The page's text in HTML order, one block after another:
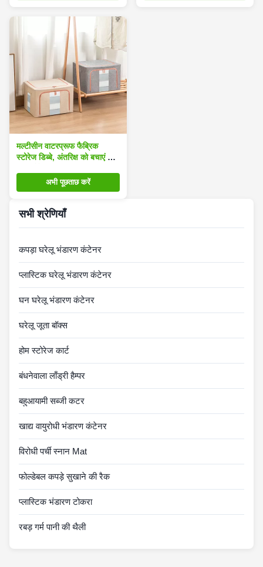
मल्टीसीन वाटरप्रूफ फैब्रिक
स्टोरेज डिब्बे, अंतरिक्ष को बचाएं 72
अभी पूछताछ करें
सभी श्रेणियाँ
कपड़ा घरेलू भंडारण कंटेनर
प्लास्टिक घरेलू भंडारण कंटेनर
घन घरेलू भंडारण कंटेनर
घरेलू जूता बॉक्स
होम स्टोरेज कार्ट
बंधनेवाला लाँड्री हैम्पर
बहुआयामी सब्जी कटर
खाद्य वायुरोधी भंडारण कंटेनर
विरोधी पर्ची स्नान Mat
फोल्डेबल कपड़े सुखाने की रैक
प्लास्टिक भंडारण टोकरा
रबड़ गर्म पानी की थैली